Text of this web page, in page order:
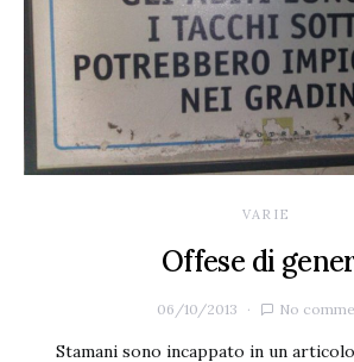
VARIE
Offese di
06/10/2013 No
Stamani sono incappato in un